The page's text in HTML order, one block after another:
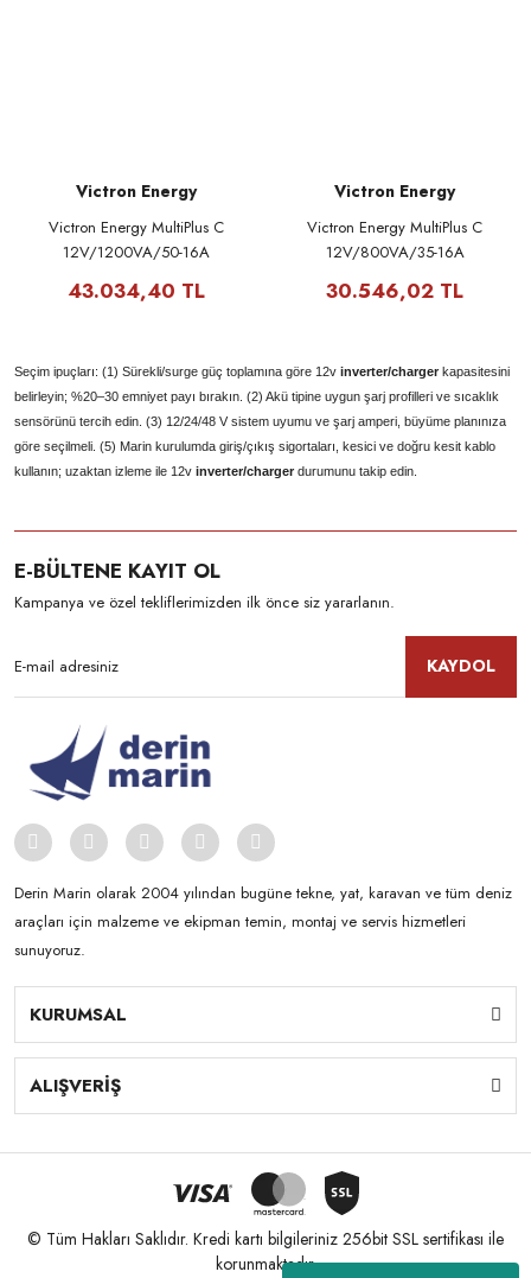
Victron Energy
Victron Energy MultiPlus C
12V/1200VA/50-16A
43.034,40 TL
Victron Energy
Victron Energy MultiPlus C
12V/800VA/35-16A
30.546,02 TL
Seçim ipuçları: (1) Sürekli/surge güç toplamına göre 12v inverter/charger kapasitesini
belirleyin; %20–30 emniyet payı bırakın. (2) Akü tipine uygun şarj profilleri ve sıcaklık
sensörünü tercih edin. (3) 12/24/48 V sistem uyumu ve şarj amperi, büyüme planınıza
göre seçilmeli. (5) Marin kurulumda giriş/çıkış sigortaları, kesici ve doğru kesit kablo
kullanın; uzaktan izleme ile 12v inverter/charger durumunu takip edin.
E-BÜLTENE KAYIT OL
Kampanya ve özel tekliflerimizden ilk önce siz yararlanın.
KAYDOL
Derin Marin olarak 2004 yılından bugüne tekne, yat, karavan ve tüm deniz
araçları için malzeme ve ekipman temin, montaj ve servis hizmetleri
sunuyoruz.
KURUMSAL
ALIŞVERİŞ
© Tüm Hakları Saklıdır. Kredi kartı bilgileriniz 256bit SSL sertifikası ile
korunmaktadır.